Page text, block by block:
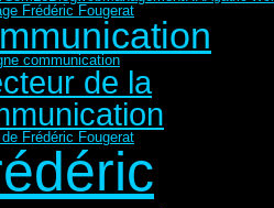
Frédéric Fougerat
communication
de la
Frédéric Fougerat